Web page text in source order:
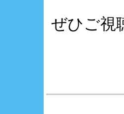
ぜひご視